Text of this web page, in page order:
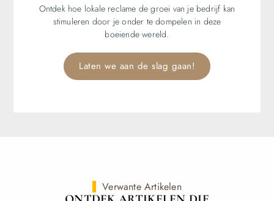
Ontdek hoe lokale reclame de groei van je bedrijf kan
stimuleren door je onder te dompelen in deze
boeiende wereld.
Laten we aan de slag gaan!
Verwante Artikelen